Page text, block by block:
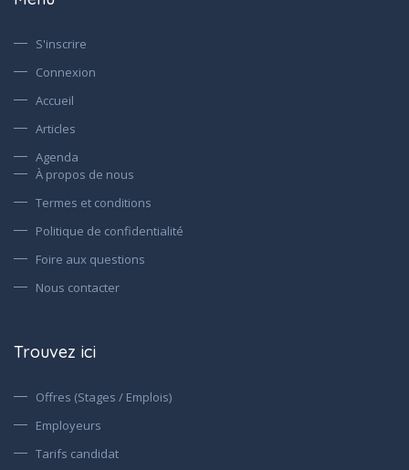
S'inscrire
Connexion
Accueil
Articles
Agenda
À propos de nous
Termes et conditions
Politique de confidentialité
Foire aux questions
Nous contacter
Trouvez ici
Offres (Stages / Emplois)
Employeurs
Tarifs candidat